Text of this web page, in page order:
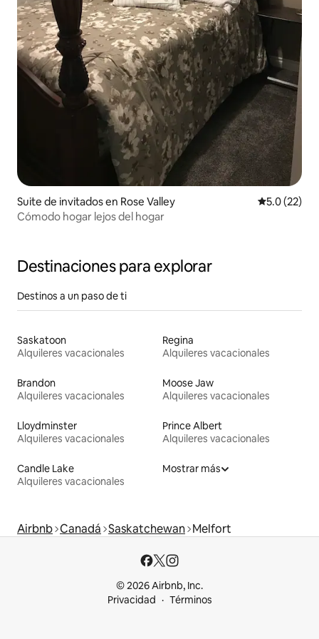
Suite de invitados en Rose Valley Calificación
5.0 (22)
Cómodo hogar lejos del hogar
Destinaciones para explorar
Destinos a un paso de ti
Saskatoon
Alquileres vacacionales
Regina
Alquileres vacacionales
Brandon
Alquileres vacacionales
Moose Jaw
Alquileres vacacionales
Lloydminster
Alquileres vacacionales
Prince Albert
Alquileres vacacionales
Candle Lake
Alquileres vacacionales
Mostrar más
Airbnb Canadá Saskatchewan Melfort
© 2026 Airbnb, Inc.
Privacidad
Términos